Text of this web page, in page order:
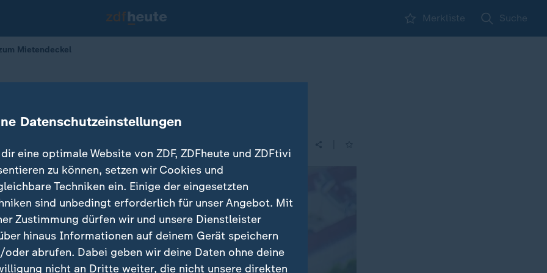
Merkliste Suche
Mietendeckel
zum Mietendeckel
Datenschutzeinstellungen
eine optimale Website von ZDF, ZDFheute und ZDFtivi
zu können, setzen wir Cookies und
Techniken ein. Einige der eingesetzten
sind unbedingt erforderlich für unser Angebot. Mit
Zustimmung dürfen wir und unsere Dienstleister
hinaus Informationen auf deinem Gerät speichern
oder abrufen. Dabei geben wir deine Daten ohne deine
nicht an Dritte weiter, die nicht unsere direkten